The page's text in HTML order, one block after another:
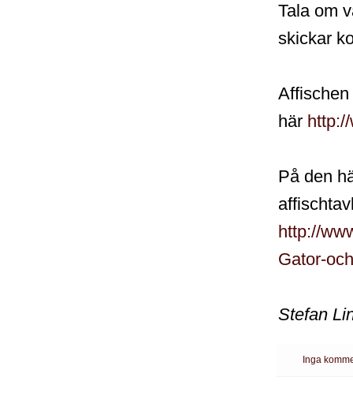
Tala om
skickar
här
På den
http://
Gator-
Stefan
Inga